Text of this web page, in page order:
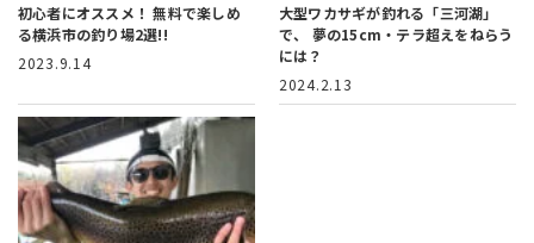
初心者にオススメ！無料で楽しめ
る横浜市の釣り場2選!!
2023.9.14
大型ワカサギが釣れる「三河湖」
で、 夢の15cm・テラ超えをねらう
には？
2024.2.13